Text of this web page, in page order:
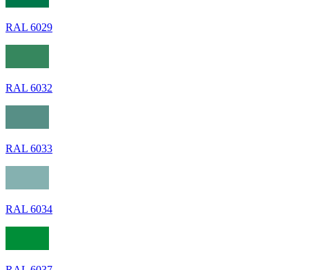
RAL 6029
RAL 6032
RAL 6033
RAL 6034